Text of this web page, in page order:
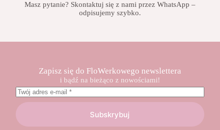
Masz pytanie? Skontaktuj się z nami przez WhatsApp –
odpisujemy szybko.
Zapisz się do FloWerkowego newslettera
i bądź na bieżąco z nowościami!
Subskrybuj